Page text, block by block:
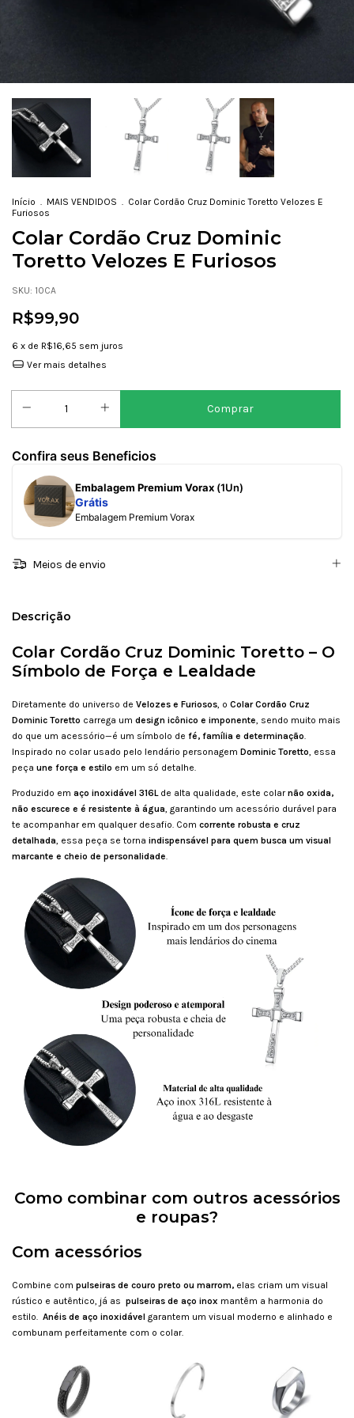
Início MAIS VENDIDOS
Colar Cordão Cruz Dominic Toretto Velozes E
Furiosos
Colar Cordão Cruz Dominic
Toretto Velozes E Furiosos
SKU: 10CA
R$99,90
6 x de R$16,65 sem juros
Ver mais detalhes
Confira seus Beneficios
Embalagem Premium Vorax (1Un)
Grátis
Embalagem Premium Vorax
Meios de envio
Descrição
Colar Cordão Cruz Dominic Toretto – O
Símbolo de Força e Lealdade
Diretamente do universo de Velozes e Furiosos, o Colar Cordão Cruz
Dominic Toretto carrega um design icônico e imponente, sendo muito mais
do que um acessório—é um símbolo de fé, família e determinação.
Inspirado no colar usado pelo lendário personagem Dominic Toretto, essa
peça une força e estilo em um só detalhe.
Produzido em aço inoxidável 316Lde alta qualidade, este colarnão oxida,
não escurece e é resistente à água, garantindo um acessório durável para
te acompanhar em qualquer desafio. Com corrente robusta e cruz
detalhada, essa peça se torna indispensável para quem busca um visual
marcante e cheio de personalidade.
Como combinar com outros acessórios
e roupas?
Com acessórios
Combine com pulseiras de couro preto ou marrom, elas criam um visual
rústico e autêntico, já as pulseiras de aço inox mantêm a harmonia do
estilo. Anéis de aço inoxidável garantem um visual moderno e alinhado e
combunam perfeitamente com o colar.